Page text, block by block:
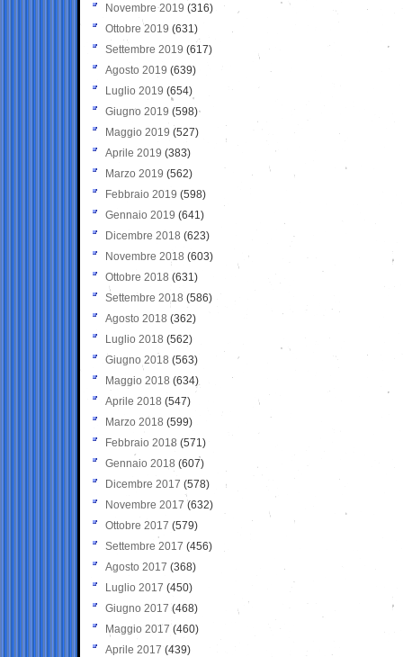
Novembre 2019 (316)
Ottobre 2019 (631)
Settembre 2019 (617)
Agosto 2019 (639)
Luglio 2019 (654)
Giugno 2019 (598)
Maggio 2019 (527)
Aprile 2019 (383)
Marzo 2019 (562)
Febbraio 2019 (598)
Gennaio 2019 (641)
Dicembre 2018 (623)
Novembre 2018 (603)
Ottobre 2018 (631)
Settembre 2018 (586)
Agosto 2018 (362)
Luglio 2018 (562)
Giugno 2018 (563)
Maggio 2018 (634)
Aprile 2018 (547)
Marzo 2018 (599)
Febbraio 2018 (571)
Gennaio 2018 (607)
Dicembre 2017 (578)
Novembre 2017 (632)
Ottobre 2017 (579)
Settembre 2017 (456)
Agosto 2017 (368)
Luglio 2017 (450)
Giugno 2017 (468)
Maggio 2017 (460)
Aprile 2017 (439)